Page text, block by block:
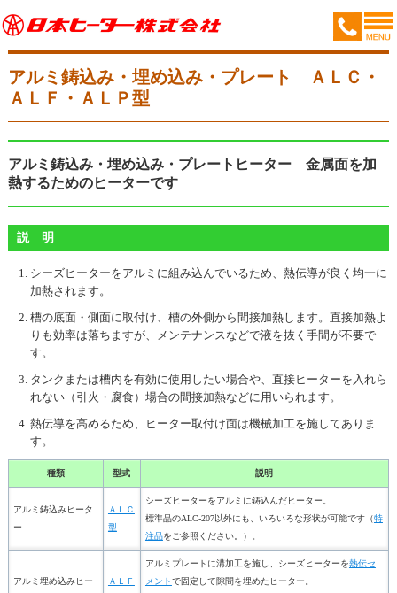
アルミ鋳込み・埋め込み・プレート ＡＬＣ・
ＡＬＦ・ＡＬＰ型
アルミ鋳込み・埋め込み・プレートヒーター 金属面を加
熱するためのヒーターです
説 明
シーズヒーターをアルミに組み込んでいるため、熱伝導が良く均一に
加熱されます。
槽の底面・側面に取付け、槽の外側から間接加熱します。直接加熱よ
りも効率は落ちますが、メンテナンスなどで液を抜く手間が不要で
す。
タンクまたは槽内を有効に使用したい場合や、直接ヒーターを入れら
れない（引火・腐食）場合の間接加熱などに用いられます。
熱伝導を高めるため、ヒーター取付け面は機械加工を施してありま
す。
種類 型式 説明
アルミ鋳込みヒータ
ー
ＡＬＣ
型
シーズヒーターをアルミに鋳込んだヒーター。
標準品のALC-207以外にも、いろいろな形状が可能です（特
注品をご参照ください。）。
アルミ埋め込みヒー
ＡＬＦ
アルミプレートに溝加工を施し、シーズヒーターを熱伝セ
メントで固定して隙間を埋めたヒーター。